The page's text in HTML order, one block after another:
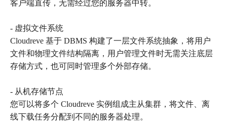
客户端直传，无需经过您的服务器中转。
- 虚拟文件系统
Cloudreve 基于 DBMS 构建了一层文件系统抽象，将用户
文件和物理文件结构隔离，用户管理文件时无需关注底层
存储方式，也可同时管理多个外部存储。
- 从机存储节点
您可以将多个 Cloudreve 实例组成主从集群，将文件、离
线下载任务分配到不同的服务器处理。